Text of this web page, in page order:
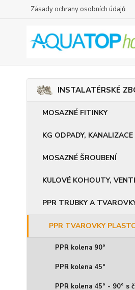
Zásady ochrany osobních údajů
INSTALATÉRSKÉ
MOSAZNÉ FITINKY
KG ODPADY, KANALIZACE
MOSAZNÉ ŠROUBENÍ
KULOVÉ KOHOUTY,
PPR TRUBKY A
PPR TVAROVKY
PPR kolena 90°
PPR kolena 45°
PPR kolena 45° - 90° s